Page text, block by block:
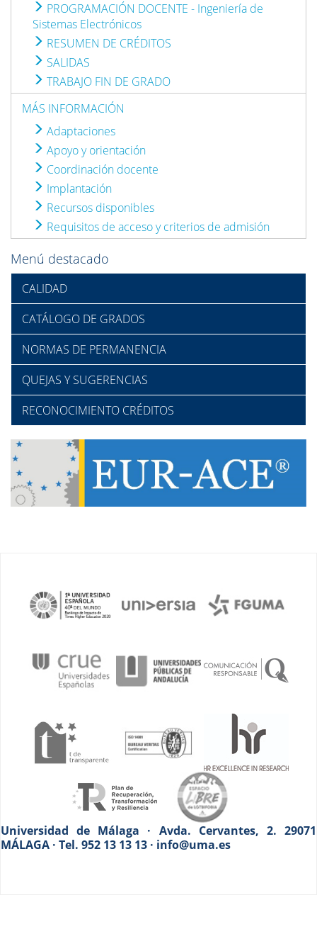
PROGRAMACIÓN DOCENTE - Ingeniería de
Sistemas Electrónicos
RESUMEN DE CRÉDITOS
SALIDAS
TRABAJO FIN DE GRADO
MÁS INFORMACIÓN
Adaptaciones
Apoyo y orientación
Coordinación docente
Implantación
Recursos disponibles
Requisitos de acceso y criterios de admisión
Menú destacado
CALIDAD
CATÁLOGO DE GRADOS
NORMAS DE PERMANENCIA
QUEJAS Y SUGERENCIAS
RECONOCIMIENTO CRÉDITOS
Universidad de Málaga · Avda. Cervantes, 2. 29071
MÁLAGA · Tel. 952 13 13 13 · info@uma.es